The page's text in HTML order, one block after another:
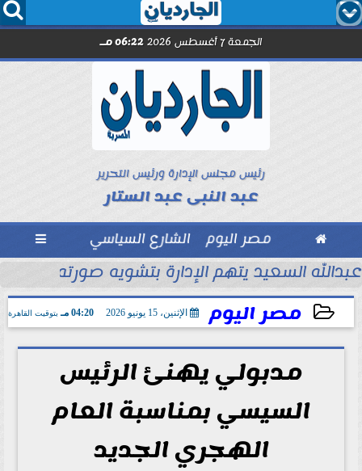
  
الجمعة 7 أغسطس 2026 06:22 مـ
رئيس مجلس الإدارة ورئيس التحرير
عبد النبى عبد الستار
 مصر اليوم الشارع السياسي 
مترو الأنفاق..
عبدالله السعيد يتهم الإدارة بتشويه صورته أمام
مصر اليوم الإثنين، 15 يونيو 2026 04:20 مـ بتوقيت القاهرة
2026-06-15 16:20:00
مدبولي يهنئ الرئيس
السيسي بمناسبة العام
الهجري الجديد